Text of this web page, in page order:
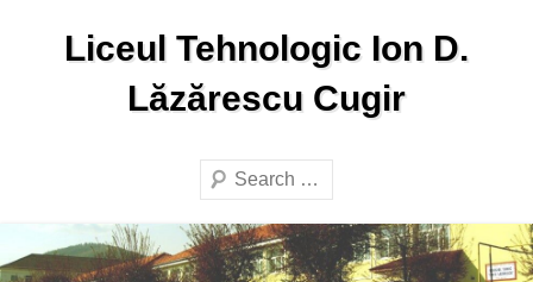
Liceul Tehnologic Ion D.
Lăzărescu Cugir
Search